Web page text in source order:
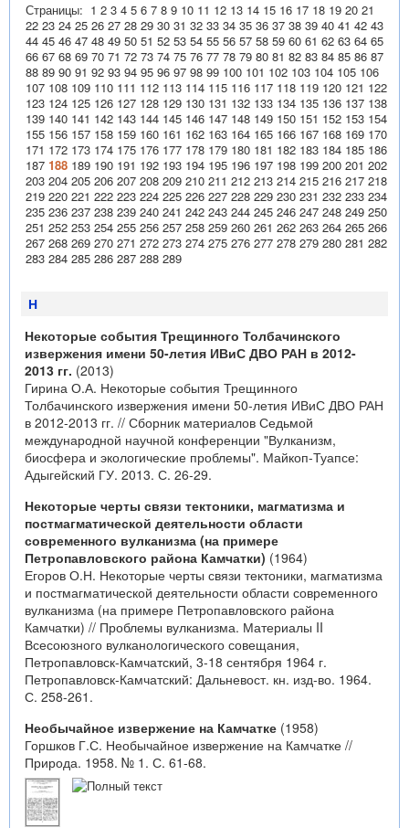
Страницы: 1 2 3 4 5 6 7 8 9 10 11 12 13 14 15 16 17 18 19 20 21
22 23 24 25 26 27 28 29 30 31 32 33 34 35 36 37 38 39 40 41 42 43
44 45 46 47 48 49 50 51 52 53 54 55 56 57 58 59 60 61 62 63 64 65
66 67 68 69 70 71 72 73 74 75 76 77 78 79 80 81 82 83 84 85 86 87
88 89 90 91 92 93 94 95 96 97 98 99 100 101 102 103 104 105 106
107 108 109 110 111 112 113 114 115 116 117 118 119 120 121 122
123 124 125 126 127 128 129 130 131 132 133 134 135 136 137 138
139 140 141 142 143 144 145 146 147 148 149 150 151 152 153 154
155 156 157 158 159 160 161 162 163 164 165 166 167 168 169 170
171 172 173 174 175 176 177 178 179 180 181 182 183 184 185 186
187 188 189 190 191 192 193 194 195 196 197 198 199 200 201 202
203 204 205 206 207 208 209 210 211 212 213 214 215 216 217 218
219 220 221 222 223 224 225 226 227 228 229 230 231 232 233 234
235 236 237 238 239 240 241 242 243 244 245 246 247 248 249 250
251 252 253 254 255 256 257 258 259 260 261 262 263 264 265 266
267 268 269 270 271 272 273 274 275 276 277 278 279 280 281 282
283 284 285 286 287 288 289
Н
Некоторые события Трещинного Толбачинского
извержения имени 50-летия ИВиС ДВО РАН в 2012-
2013 гг. (2013)
Гирина О.А. Некоторые события Трещинного
Толбачинского извержения имени 50-летия ИВиС ДВО РАН
в 2012-2013 гг. // Сборник материалов Седьмой
международной научной конференции "Вулканизм,
биосфера и экологические проблемы". Майкоп-Туапсе:
Адыгейский ГУ. 2013. С. 26-29.
Некоторые черты связи тектоники, магматизма и
постмагматической деятельности области
современного вулканизма (на примере
Петропавловского района Камчатки) (1964)
Егоров О.Н. Некоторые черты связи тектоники, магматизма
и постмагматической деятельности области современного
вулканизма (на примере Петропавловского района
Камчатки) // Проблемы вулканизма. Материалы II
Всесоюзного вулканологического совещания,
Петропавловск-Камчатский, 3-18 сентября 1964 г.
Петропавловск-Камчатский: Дальневост. кн. изд-во. 1964.
С. 258-261.
Необычайное извержение на Камчатке (1958)
Горшков Г.С. Необычайное извержение на Камчатке //
Природа. 1958. № 1. С. 61-68.